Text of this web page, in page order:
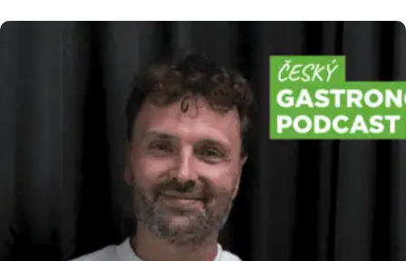
a s technologiemi bojuje, při řízení dvou
chytrý pokladní systém.
https://youtu.be/fDUy0WWmehM Vášeň, která
přežila cigarety Impuls k podnikání byl poměrně